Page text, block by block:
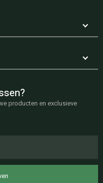
producten en exclusieve